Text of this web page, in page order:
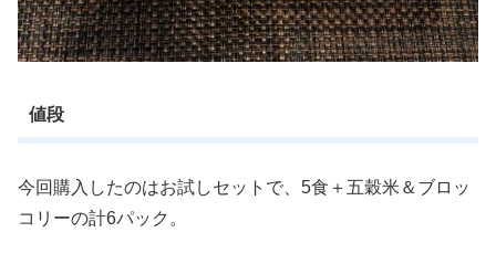
値段
今回購入したのはお試しセットで、5食＋五穀米＆ブロッ
コリーの計6パック。